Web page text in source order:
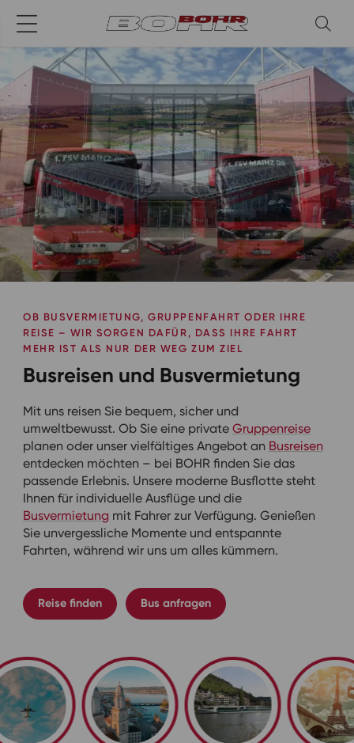
Busreisen und Busvermietung
OB BUSVERMIETUNG, GRUPPENFAHRT ODER IHRE
REISE – WIR SORGEN DAFÜR, DASS IHRE FAHRT
MEHR IST ALS NUR DER WEG ZUM ZIEL
Mit uns reisen Sie bequem, sicher und
umweltbewusst. Ob Sie eine privateGruppenreise
planen oder unser vielfältiges Angebot an Busreisen
entdecken möchten – bei BOHR finden Sie das
passende Erlebnis. Unsere moderne Busflotte steht
Ihnen für individuelle Ausflüge und die
Busvermietung mit Fahrer zur Verfügung. Genießen
Sie unvergessliche Momente und entspannte
Fahrten, während wir uns um alles kümmern.
Reise finden Bus anfragen